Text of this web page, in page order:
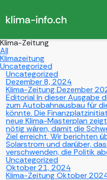
Klima-Zeitung
All
Klimazeitung
Uncategorized
Uncategorized
Dezember 8, 2024
Klima-Zeitung Dezember
Editorial In dieser Ausgabe
zum Autobahnausbau für
könnte. Die
neue Klima-Masterplan
nötig wären, damit die
Ziel erreicht. Wir berichten
Solarstrom und darüber,
verschwenden, die Politik
Uncategorized
Oktober 21, 2024
Klima-Zeitung Oktober